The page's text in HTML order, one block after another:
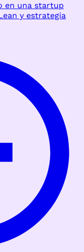
en una startup
y estrategia